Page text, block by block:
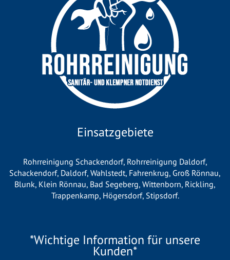
Einsatzgebiete
Rohrreinigung Schackendorf, Rohrreinigung Daldorf,
Schackendorf, Daldorf, Wahlstedt, Fahrenkrug, Groß Rönnau,
Blunk, Klein Rönnau, Bad Segeberg, Wittenborn, Rickling,
Trappenkamp, Högersdorf, Stipsdorf.
*Wichtige Information für unsere
Kunden*